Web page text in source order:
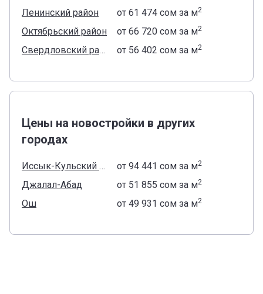
Ленинский район от ‍61 474 сомза м2
Октябрьский район от ‍66 720 сомза м2
Свердловский район от ‍56 402 сомза м2
Цены на новостройки в других
городах
Иссык-Кульский район от ‍94 441 сомза м2
Джалал-Абад от ‍51 855 сомза м2
Ош от ‍49 931 сомза м2